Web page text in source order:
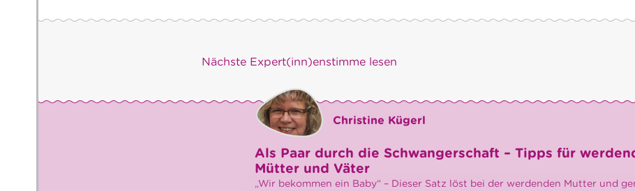
Nächste Expert(inn)enstimme lesen
Christine Kügerl
Als Paar durch die Schwangerschaft – Tipps für
Mütter und Väter
„Wir bekommen ein Baby“ – Dieser Satz löst bei der werdenden Mutter und